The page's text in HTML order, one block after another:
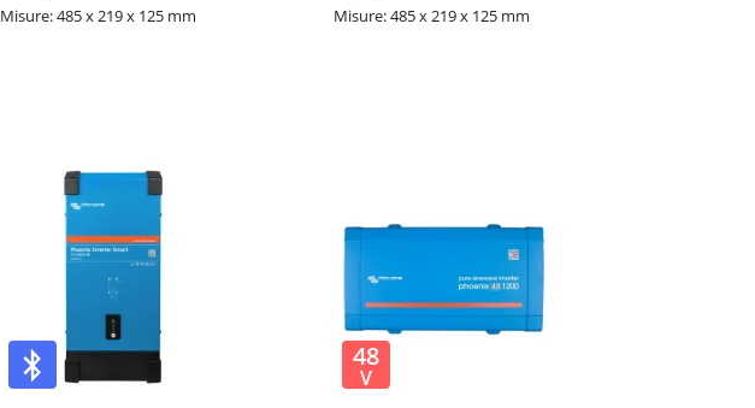
Misure: 485 x 219 x 125 mm Misure: 485 x 219 x 125 mm
48
V